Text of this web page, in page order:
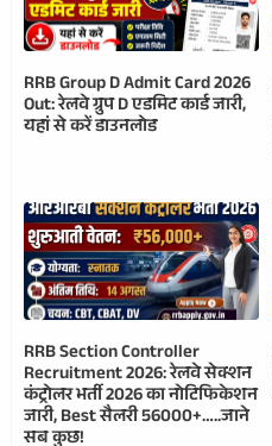
RRB Group D Admit Card 2026
Out: रेलवे ग्रुप D एडमिट कार्ड जारी,
यहां से करें डाउनलोड
RRB Section Controller
Recruitment 2026: रेलवे सेक्शन
कंट्रोलर भर्ती 2026 का नोटिफिकेशन
जारी, Best सैलरी 56000+…..जाने
सब कुछ!